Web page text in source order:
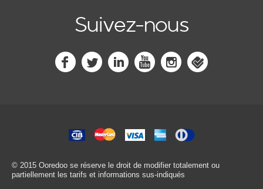
Suivez-nous
© 2015 Ooredoo se réserve le droit de modifier totalement ou
partiellement les tarifs et informations sus-indiqués